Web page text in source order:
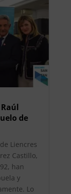
de
Liencres
Castillo,
han
y
Lo